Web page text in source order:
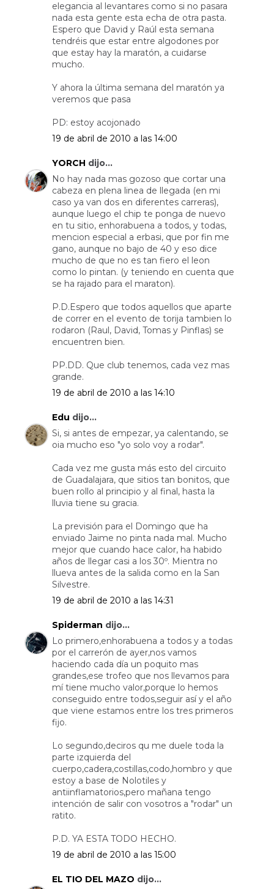
elegancia al levantares como si no pasara
nada esta gente esta echa de otra pasta.
Espero que David y Raúl esta semana
tendréis que estar entre algodones por
que estay hay la maratón, a cuidarse
mucho.
Y ahora la última semana del maratón ya
veremos que pasa
PD: estoy acojonado
19 de abril de 2010 a las 14:00
YORCH dijo...
No hay nada mas gozoso que cortar una
cabeza en plena linea de llegada (en mi
caso ya van dos en diferentes carreras),
aunque luego el chip te ponga de nuevo
en tu sitio, enhorabuena a todos, y todas,
mencion especial a erbasi, que por fin me
gano, aunque no bajo de 40 y eso dice
mucho de que no es tan fiero el leon
como lo pintan. (y teniendo en cuenta que
se ha rajado para el maraton).
P.D.Espero que todos aquellos que aparte
de correr en el evento de torija tambien lo
rodaron (Raul, David, Tomas y Pinflas) se
encuentren bien.
PP.DD. Que club tenemos, cada vez mas
grande.
19 de abril de 2010 a las 14:10
Edu dijo...
Si, si antes de empezar, ya calentando, se
oia mucho eso "yo solo voy a rodar".
Cada vez me gusta más esto del circuito
de Guadalajara, que sitios tan bonitos, que
buen rollo al principio y al final, hasta la
lluvia tiene su gracia.
La previsión para el Domingo que ha
enviado Jaime no pinta nada mal. Mucho
mejor que cuando hace calor, ha habido
años de llegar casi a los 30º. Mientra no
llueva antes de la salida como en la San
Silvestre.
19 de abril de 2010 a las 14:31
Spiderman dijo...
Lo primero,enhorabuena a todos y a todas
por el carrerón de ayer,nos vamos
haciendo cada día un poquito mas
grandes,ese trofeo que nos llevamos para
mí tiene mucho valor,porque lo hemos
conseguido entre todos,seguir así y el año
que viene estamos entre los tres primeros
fijo.
Lo segundo,deciros qu me duele toda la
parte izquierda del
cuerpo,cadera,costillas,codo,hombro y que
estoy a base de Nolotiles y
antiinflamatorios,pero mañana tengo
intención de salir con vosotros a "rodar" un
ratito.
P.D. YA ESTA TODO HECHO.
19 de abril de 2010 a las 15:00
EL TIO DEL MAZO dijo...